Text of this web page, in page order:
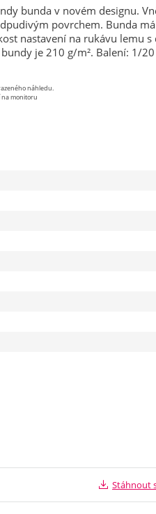
bunda v novém designu.
povrchem. Bunda
nastavení na rukávu lemu s
je 210 g/m². Balení: 1/20
náhledu.
na monitoru
Stáhnout